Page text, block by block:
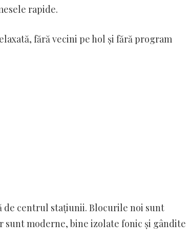
rapide.
fără vecini pe hol și fără program
de centrul stațiunii. Blocurile noi sunt
moderne, bine izolate fonic și gândite